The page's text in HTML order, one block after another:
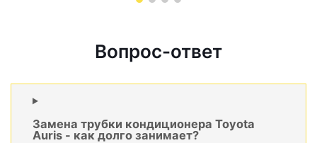
Вопрос-ответ
Замена трубки кондиционера Toyota
Auris - как долго занимает?